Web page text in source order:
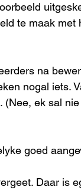
te maak met
na
nogal iets.
(Nee, ek sal
goed
Daar is